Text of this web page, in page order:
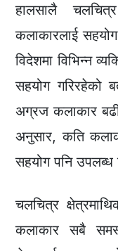
हालसालै
कलाकारलाई
विदेशमा विभिन्न
सहयोग गरिरहेको
अग्रज कलाकार
अनुसार, कति
सहयोग पनि उपलब्ध
चलचित्र
कलाकार सबै